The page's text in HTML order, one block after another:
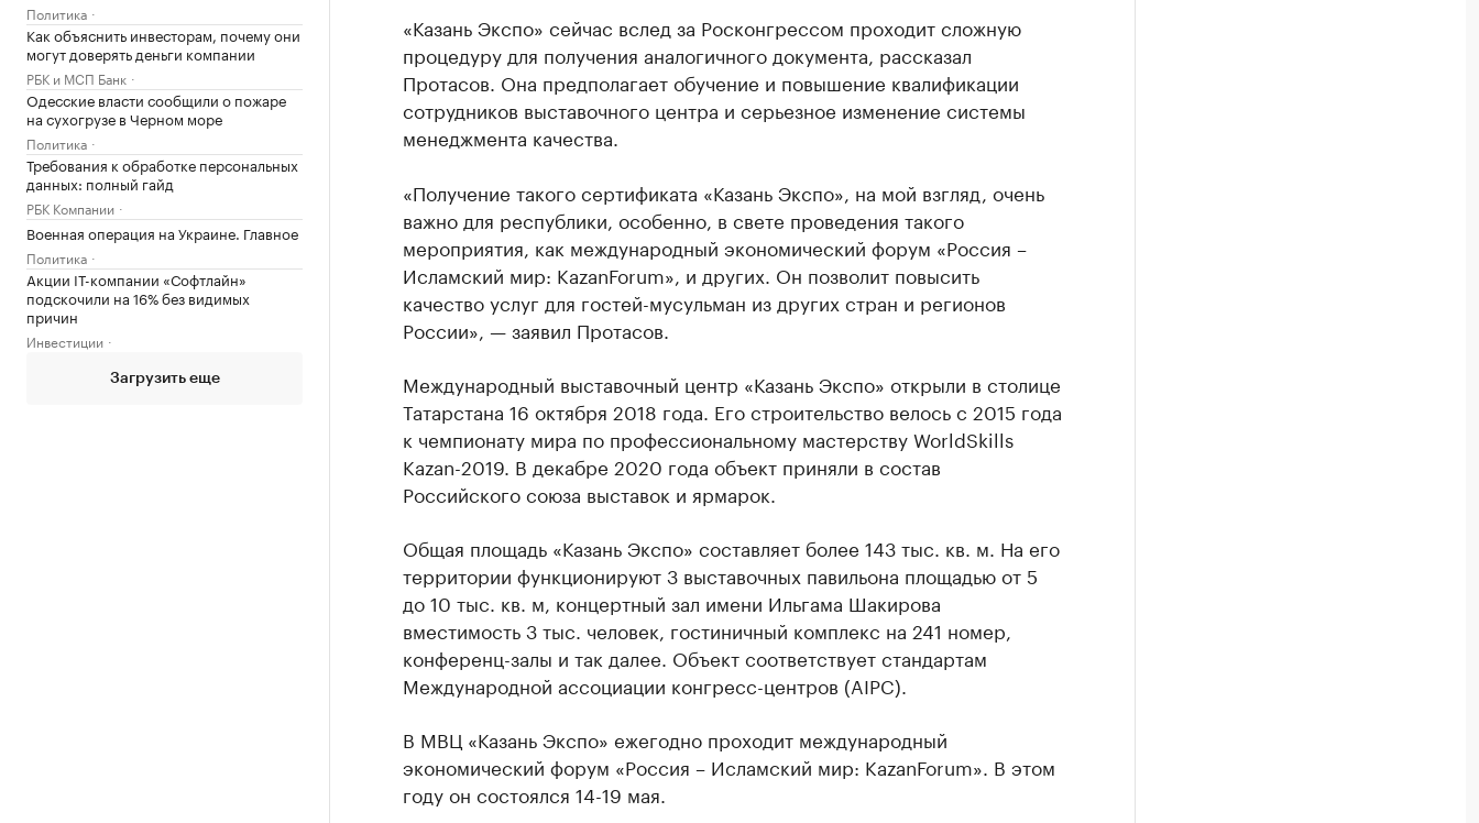
Политика
Как объяснить инвесторам, почему они
могут доверять деньги компании
РБК и МСП Банк
Одесские власти сообщили о пожаре
на сухогрузе в Черном море
Политика
Требования к обработке персональных
данных: полный гайд
РБК Компании
Военная операция на Украине. Главное
Политика
Акции IT-компании «Софтлайн»
подскочили на 16% без видимых
причин
Инвестиции
Загрузить еще
«Казань Экспо» сейчас вслед за Росконгрессом проходит сложную
процедуру для получения аналогичного документа, рассказал
Протасов. Она предполагает обучение и повышение квалификации
сотрудников выставочного центра и серьезное изменение системы
менеджмента качества.
«Получение такого сертификата «Казань Экспо», на мой взгляд, очень
важно для республики, особенно, в свете проведения такого
мероприятия, как международный экономический форум «Россия –
Исламский мир: KazanForum», и других. Он позволит повысить
качество услуг для гостей-мусульман из других стран и регионов
России», — заявил Протасов.
Международный выставочный центр «Казань Экспо» открыли в столице
Татарстана 16 октября 2018 года. Его строительство велось с 2015 года
к чемпионату мира по профессиональному мастерству WorldSkills
Kazan-2019. В декабре 2020 года объект приняли в состав
Российского союза выставок и ярмарок.
Общая площадь «Казань Экспо» составляет более 143 тыс. кв. м. На его
территории функционируют 3 выставочных павильона площадью от 5
до 10 тыс. кв. м, концертный зал имени Ильгама Шакирова
вместимость 3 тыс. человек, гостиничный комплекс на 241 номер,
конференц-залы и так далее. Объект соответствует стандартам
Международной ассоциации конгресс-центров (AIPC).
В МВЦ «Казань Экспо» ежегодно проходит международный
экономический форум «Россия – Исламский мир: KazanForum». В этом
году он состоялся 14-19 мая.